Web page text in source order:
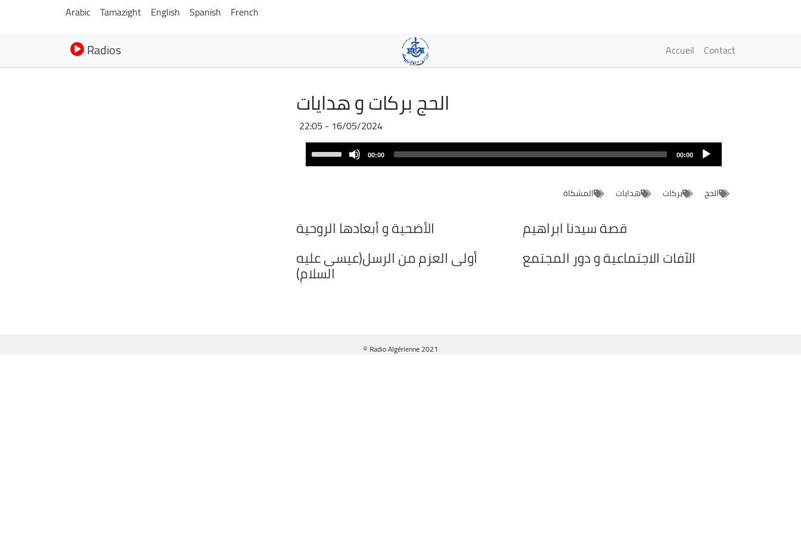
contenu
principal
Arabic Tamazight English Spanish French
Radios Navigation
Accueil Contact
الحج بركات و هدايات
16/05/2024 - 22:05
Player
00:00
00:00
or
volume.
الحج بركات هدايات المشكاة
قصة سيدنا ابراهيم
الأضحية و أبعادها الروحية
الآفات الاجتماعية و دور المجتمع
أولى العزم من الرسل(عيسى عليه
السلام)
© Radio Algérienne 2021